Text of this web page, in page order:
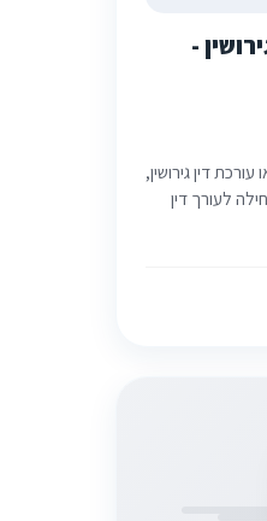
-
דין גירושין,
לעורך דין